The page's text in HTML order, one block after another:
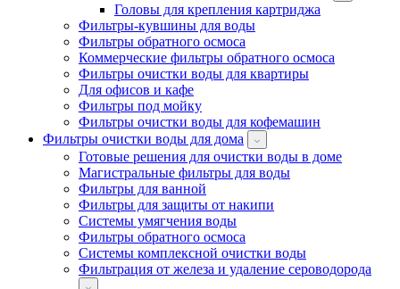
Головы для крепления картриджа
Фильтры-кувшины для воды
Фильтры обратного осмоса
Коммерческие фильтры обратного осмоса
Фильтры очистки воды для квартиры
Для офисов и кафе
Фильтры под мойку
Фильтры очистки воды для кофемашин
Фильтры очистки воды для дома
Готовые решения для очистки воды в доме
Магистральные фильтры для воды
Фильтры для ванной
Фильтры для защиты от накипи
Системы умягчения воды
Фильтры обратного осмоса
Системы комплексной очистки воды
Фильтрация от железа и удаление сероводорода